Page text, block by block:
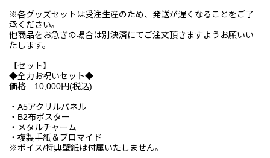
※各グッズセットは受注生産のため、発送が遅くなることをご了
承ください。
他商品をお急ぎの場合は別決済にてご注文頂きますようお願いい
たします。
【セット】
◆全力お祝いセット◆
価格 10,000円(税込)
・A5アクリルパネル
・B2布ポスター
・メタルチャーム
・複製手紙＆ブロマイド
※ボイス/特典壁紙は付属いたしません。